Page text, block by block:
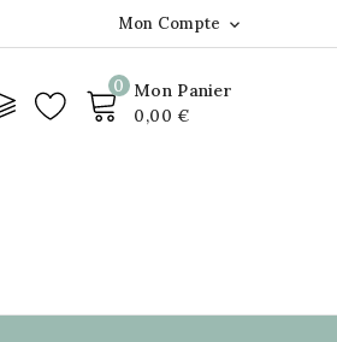
Mon Compte 
0 Mon Panier
0,00 €